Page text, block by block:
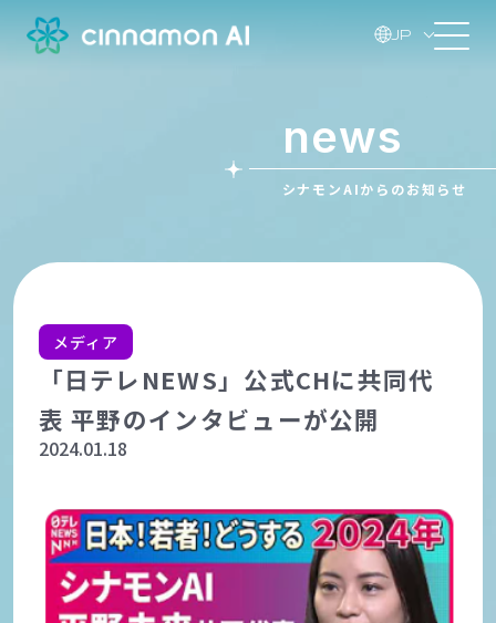
JP
news
シナモンAIからのお知らせ
メディア
「日テレNEWS」公式CHに共同代
表 平野のインタビューが公開
2024.01.18